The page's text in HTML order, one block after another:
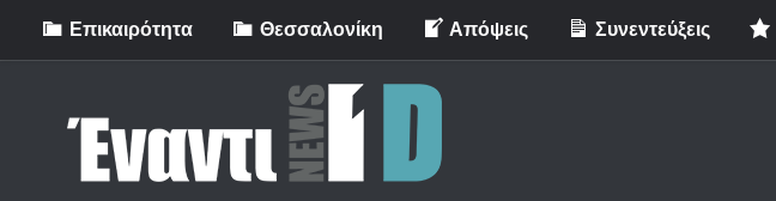
Skip to content
Eπικαιρότητα Θεσσαλονίκη Απόψεις Συνεντεύξεις